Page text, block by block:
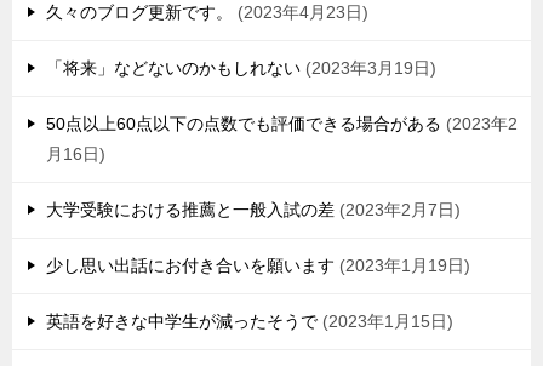
久々のブログ更新です。 2023年4月23日
「将来」などないのかもしれない 2023年3月19日
50点以上60点以下の点数でも評価できる場合がある
2023年2
月16日
大学受験における推薦と一般入試の差 2023年2月7日
少し思い出話にお付き合いを願います 2023年1月19日
英語を好きな中学生が減ったそうで 2023年1月15日